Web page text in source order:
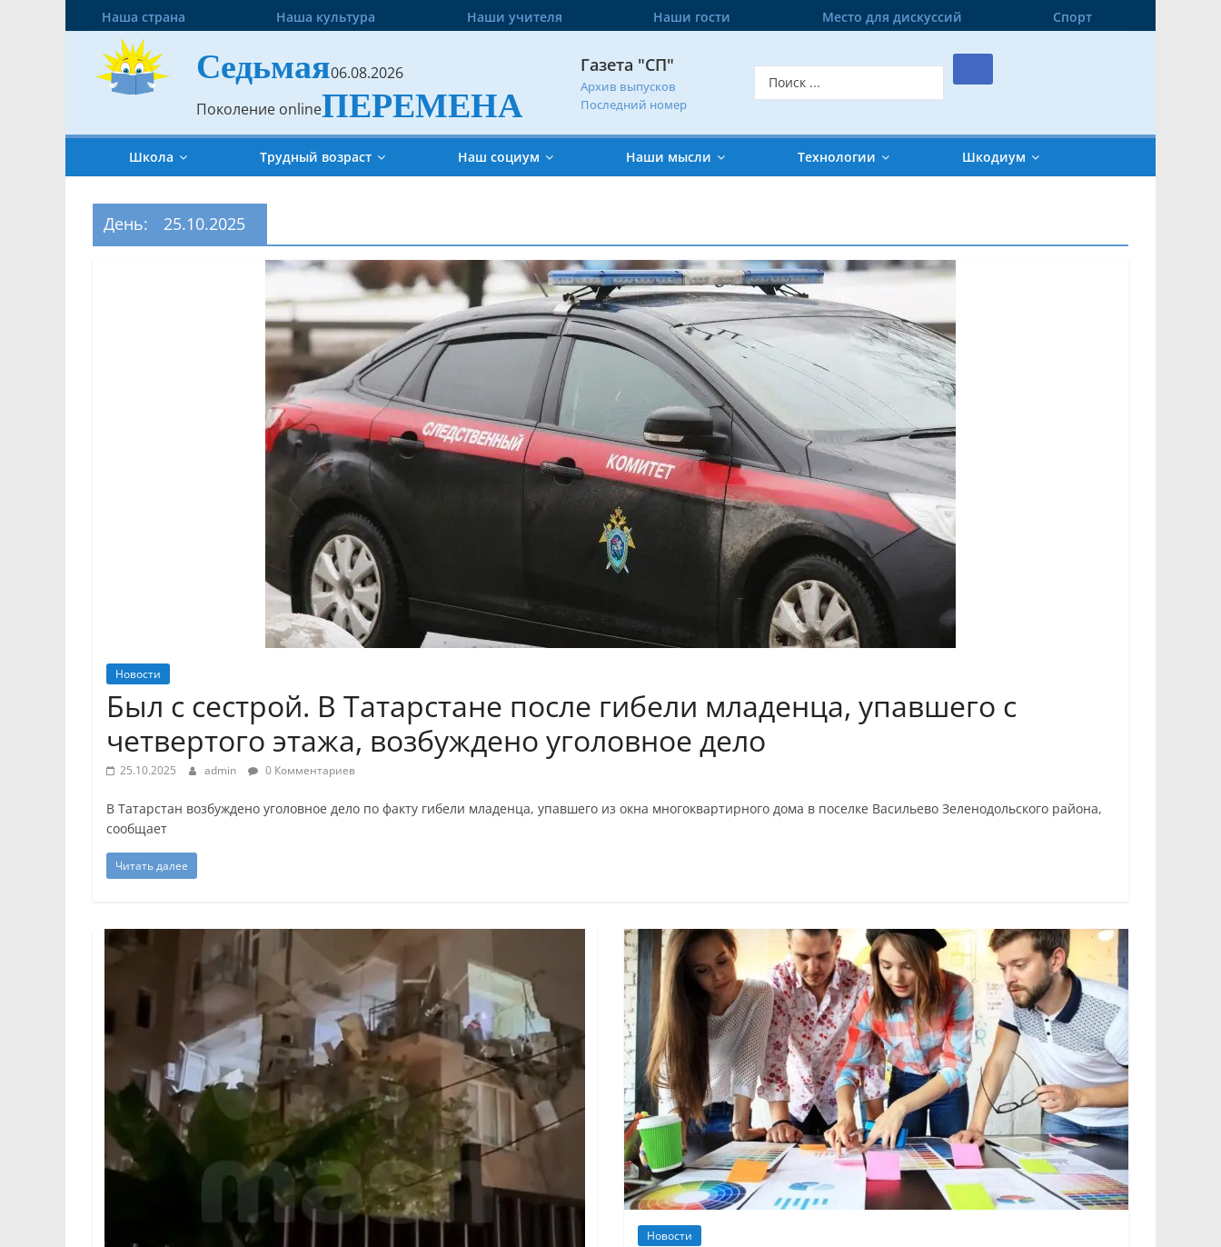
Наша страна Наша культура Наши учителя Наши гости Место для дискуссий Спорт
Седьмая06.08.2026
Поколение onlineПЕРЕМЕНА
Газета "СП"
Архив выпусков
Последний номер
Школа Трудный возраст Наш социум Наши мысли Технологии Шкодиум
День: 25.10.2025
Новости
Был с сестрой. В Татарстане после гибели младенца, упавшего с
четвертого этажа, возбуждено уголовное дело
25.10.2025 admin 0 Комментариев
В Татарстан возбуждено уголовное дело по факту гибели младенца, упавшего из окна многоквартирного дома в поселке Васильево Зеленодольского района,
сообщает
Читать далее
Новости